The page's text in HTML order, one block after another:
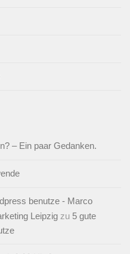
– Ein paar Gedanken.
benutze - Marco
Leipzig zu 5 gute